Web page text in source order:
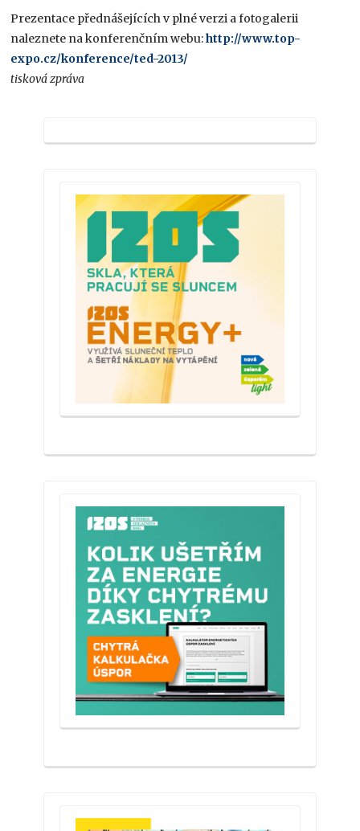
Prezentace přednášejících v plné verzi a fotogalerii
naleznete na konferenčním webu:http://www.top-
expo.cz/konference/ted-2013/
tisková zpráva